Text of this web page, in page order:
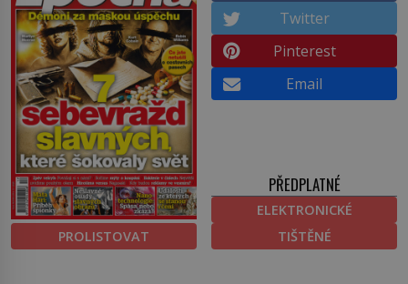
PROLISTOVAT
Twitter
Pinterest
Email
PŘEDPLATNÉ
ELEKTRONICKÉ
TIŠTĚNÉ